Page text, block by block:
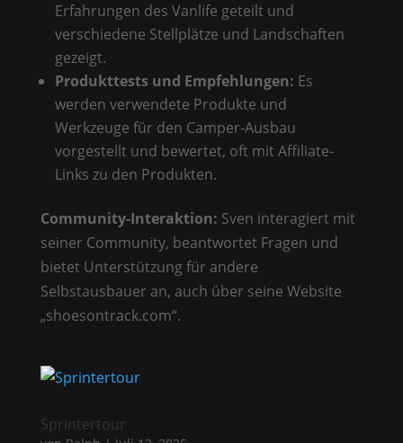
Erfahrungen des Vanlife geteilt und
verschiedene Stellplätze und Landschaften
gezeigt.
Produkttests und Empfehlungen: Es
werden verwendete Produkte und
Werkzeuge für den Camper-Ausbau
vorgestellt und bewertet, oft mit Affiliate-
Links zu den Produkten.
Community-Interaktion: Sven interagiert mit
seiner Community, beantwortet Fragen und
bietet Unterstützung für andere
Selbstausbauer an, auch über seine Website
„shoesontrack.com“.
Sprintertour